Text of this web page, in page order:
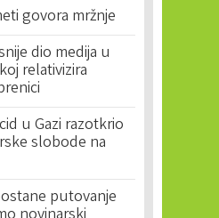
govora mržnje
dio medija u
relativizira
u Gazi razotkrio
slobode na
putovanje